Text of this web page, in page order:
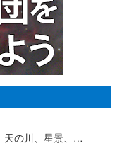
天の川、星景、…